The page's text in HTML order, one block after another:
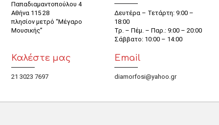
Παπαδιαμαντοπούλου 4
Αθήνα 115 28
πλησίον μετρό “Μέγαρο
Μουσικής”
Δευτέρα – Τετάρτη: 9:00 –
18:00
Τρ. – Πέμ. – Παρ.: 9:00 – 20:00
Σάββατο: 10:00 – 14:00
Καλέστε μας
21 3023 7697
Email
diamorfosi@yahoo.gr